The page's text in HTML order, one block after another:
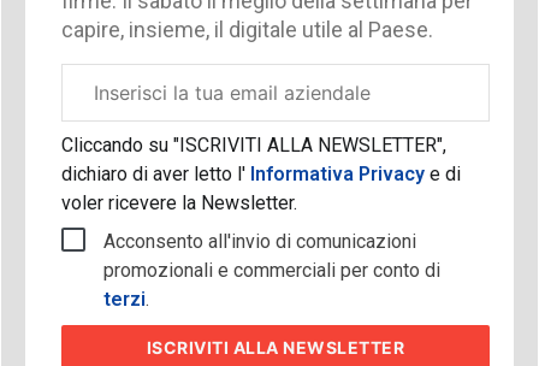
capire, insieme, il digitale utile al Paese.
aziendale
Cliccando su "ISCRIVITI ALLA NEWSLETTER",
dichiaro di aver letto l'Informativa Privacy e di
voler ricevere la Newsletter.
Acconsento all'invio di comunicazioni
promozionali e commerciali per conto di
terzi.
ISCRIVITI ALLA NEWSLETTER